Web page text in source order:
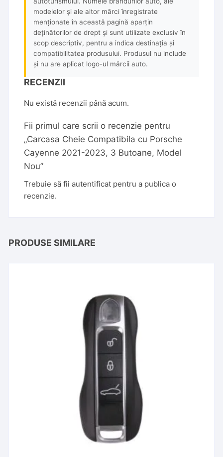
modelelor și ale altor mărci înregistrate
menționate în această pagină aparțin
deținătorilor de drept și sunt utilizate exclusiv în
scop descriptiv, pentru a indica destinația și
compatibilitatea produsului. Produsul nu include
și nu are aplicat logo-ul mărcii auto.
RECENZII
Nu există recenzii până acum.
Fii primul care scrii o recenzie pentru
„Carcasa Cheie Compatibila cu Porsche
Cayenne 2021-2023, 3 Butoane, Model
Nou”
Trebuie să fiiautentificat pentru a publica o
recenzie.
PRODUSE SIMILARE